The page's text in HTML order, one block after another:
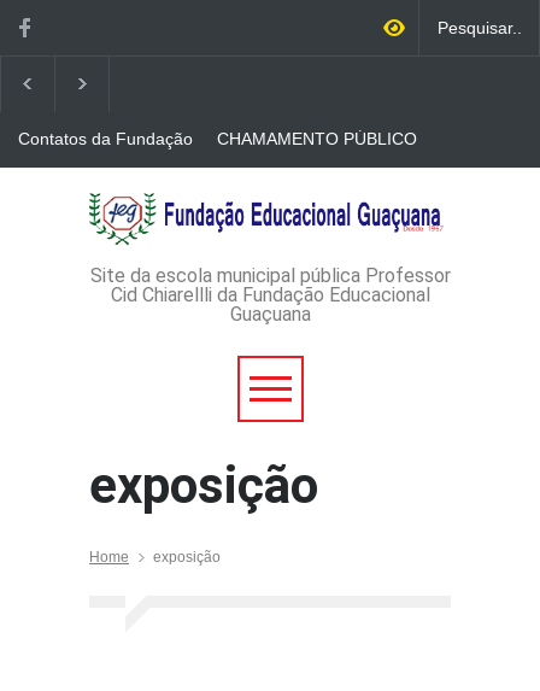
Contatos da Fundação
CHAMAMENTO PÚBLICO
CREDENCIAMENTO DE
IMPRESSOS
AVISO DE DISPENSA DE
LICITAÇÃO - DISPENSA DE
LICITAÇÃO Nº 53/2026-
ADMINISTRATIVO Nº
Site da escola municipal pública Professor
Cid Chiarellli da Fundação Educacional
Guaçuana
exposição
Home exposição